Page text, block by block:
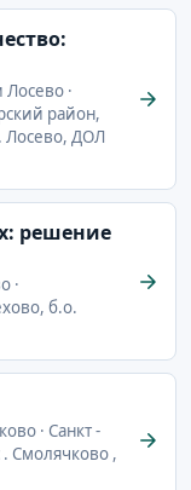
Лосево ·
район,
Лосево, ДОЛ
решение
·
б.о.
· Санкт -
. Смолячково ,